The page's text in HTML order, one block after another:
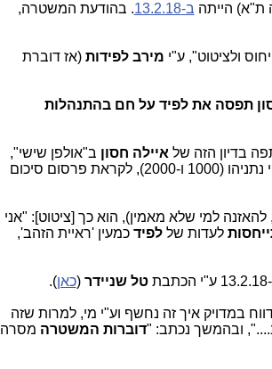
ב-13.2.18
. בהודעת המשטרה,
ולציטוט", ע"י מירב לפידות (אז דוברת
תפסה את לפיד על חם בהתנהלות
בדיון הזה של איילה חסון ב"אולפן שישי",
, דוברת המשטרה, כינסה את הכתבים לתדריך "לא לציטוט", על שני תיקי נתניהו (1000 ו-2000), לקראת פרסום סיכום
למי שלא מאמין), הוא כך [ציטוט]: "אני
לעדות שללפיד כמעין 'ראיית הזהב',
טל שניידר (כאן).
במדויק איך זה נחשף וע"י מי, למרות שזה
ובהמשך נכתב: "דוברות המשטרה מסרה